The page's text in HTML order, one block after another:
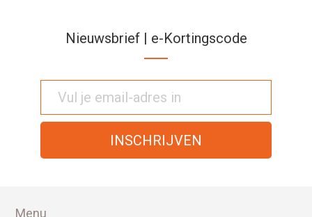
Nieuwsbrief | e-Kortingscode
Menu